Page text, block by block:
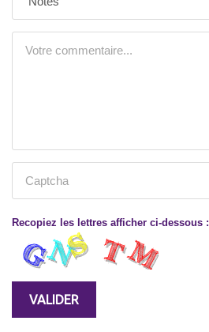
Recopiez les lettres afficher ci-dessous :